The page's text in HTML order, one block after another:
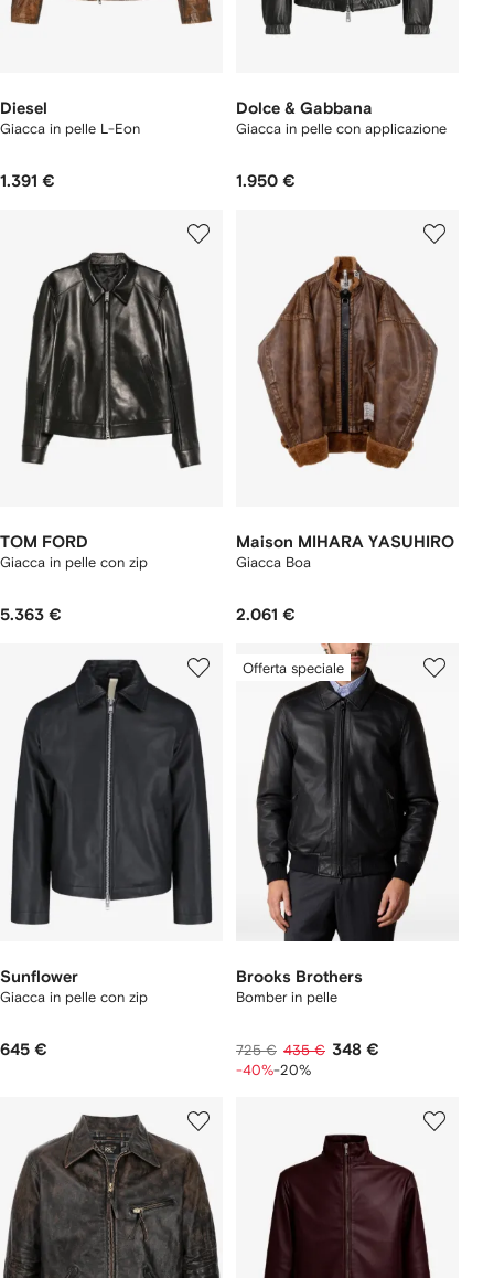
Diesel
Giacca in pelle L-Eon
1.391 €
Dolce & Gabbana
Giacca in pelle con applicazione
1.950 €
TOM FORD
Giacca in pelle con zip
5.363 €
Maison MIHARA YASUHIRO
Giacca Boa
2.061 €
Sunflower
Giacca in pelle con zip
645 €
Offerta speciale
Brooks Brothers
Bomber in pelle
725 € 435 € 348 €
-40%-20%